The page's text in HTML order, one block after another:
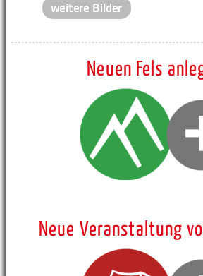
weitere Bilder
Neuen Fels
Neue Veranstaltung